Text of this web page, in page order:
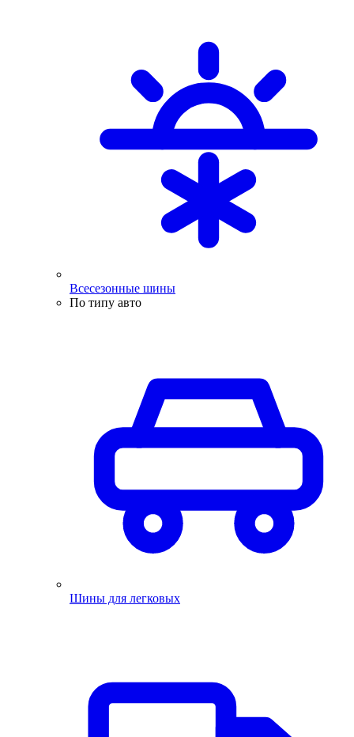
Всесезонные шины
По типу авто
Шины для легковых